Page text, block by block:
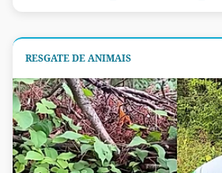
RESGATE DE ANIMAIS